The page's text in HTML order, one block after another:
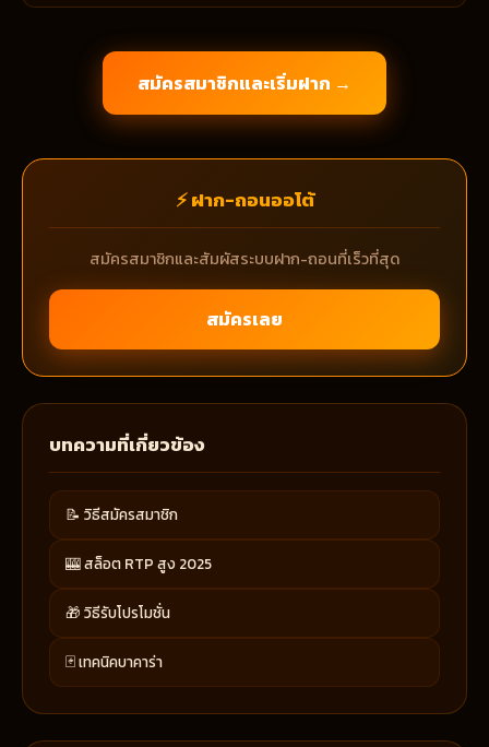
สมัครสมาชิกและเริ่มฝาก →
⚡ ฝาก-ถอนออโต้
สมัครสมาชิกและสัมผัสระบบฝาก-ถอนที่เร็วที่สุด
สมัครเลย
บทความที่เกี่ยวข้อง
📝 วิธีสมัครสมาชิก
🎰 สล็อต RTP สูง 2025
🎁 วิธีรับโปรโมชั่น
🃏 เทคนิคบาคาร่า